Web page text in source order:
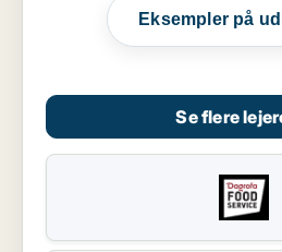
Eksempler på
Se flere